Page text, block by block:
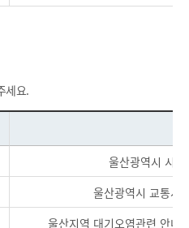
세요.
울산광역시 시
울산광역시 교통시
울산지역 대기오염관련 안